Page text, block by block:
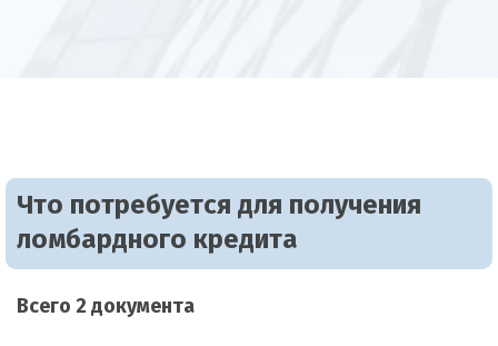
Что потребуется для получения
ломбардного кредита
Всего 2 документа